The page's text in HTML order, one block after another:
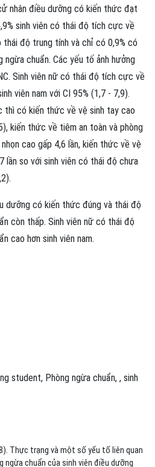
Thực trạng và một số yếu tố liên quan
chuẩn của sinh viên điều dưỡng
nhân điều dưỡng có kiến thức đạt
sinh viên có thái độ tích cực về
thái độ trung tính và chỉ có 0,9% có
chuẩn. Các yếu tố ảnh hưởng
Sinh viên nữ có thái độ tích cực về
viên nam với CI 95% (1,7 - 7,9).
thì có kiến thức về vệ sinh tay cao
kiến thức về tiêm an toàn và phòng
cao gấp 4,6 lần, kiến thức về vệ
lần so với sinh viên có thái độ chưa
dưỡng có kiến thức đúng và thái độ
còn thấp. Sinh viên nữ có thái độ
cao hơn sinh viên nam.
student Phòng ngừa chuẩn , sinh